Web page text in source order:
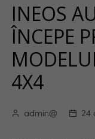
INEOS
ÎNCEPE
4X4
admin@ 24